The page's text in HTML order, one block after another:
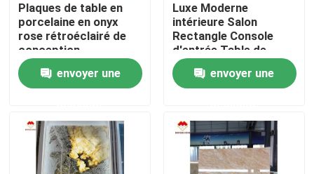
Produits
Dalles en pierre de granit
Tuiles en pierre de granit
Pierre polie de granit
Plaques de table en
porcelaine en onyx
rose rétroéclairé de
conception
géométrique rose clair
prix en gros escaliers
translucides en onyx
envoyer une
Luxe Moderne
intérieure Salon
Rectangle Console
d'entrée Table de
marbre polonais Italie
Arabescato Marbre
Plinth Stand Marbre
envoyer une